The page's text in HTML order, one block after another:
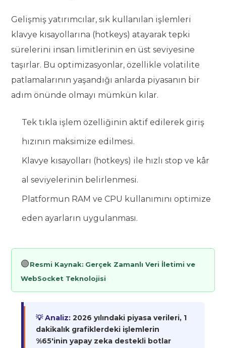
Gelişmiş yatırımcılar, sık kullanılan işlemleri
klavye kısayollarına (hotkeys) atayarak tepki
sürelerini insan limitlerinin en üst seviyesine
taşırlar. Bu optimizasyonlar, özellikle volatilite
patlamalarının yaşandığı anlarda piyasanın bir
adım önünde olmayı mümkün kılar.
Tek tıkla işlem özelliğinin aktif edilerek giriş
hızının maksimize edilmesi.
Klavye kısayolları (hotkeys) ile hızlı stop ve kâr
al seviyelerinin belirlenmesi.
Platformun RAM ve CPU kullanımını optimize
eden ayarların uygulanması.
🟢Resmi Kaynak: Gerçek Zamanlı Veri İletimi ve
WebSocket Teknolojisi
💡 Analiz: 2026 yılındaki piyasa verileri, 1
dakikalık grafiklerdeki işlemlerin
%65'inin yapay zeka destekli botlar